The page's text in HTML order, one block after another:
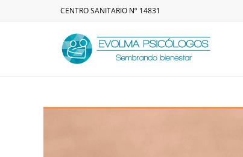
CENTRO SANITARIO Nº 14831